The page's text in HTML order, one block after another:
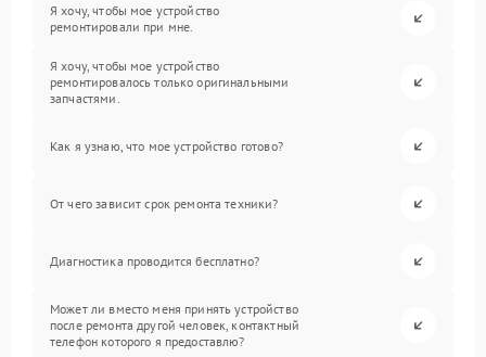
Я хочу, чтобы мое устройство
ремонтировали при мне.
Я хочу, чтобы мое устройство
ремонтировалось только оригинальными
запчастями.
Как я узнаю, что мое устройство готово?
От чего зависит срок ремонта техники?
Диагностика проводится бесплатно?
Может ли вместо меня принять устройство
после ремонта другой человек, контактный
телефон которого я предоставлю?